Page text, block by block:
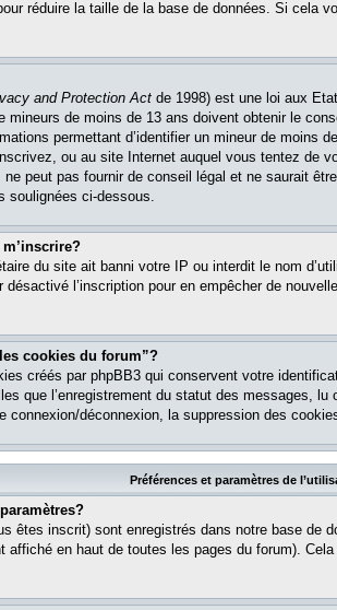
réduire la taille de la base de données. Si cela
and Protection Act de 1998) est une loi aux
mineurs de moins de 13 ans doivent obtenir le
permettant d’identifier un mineur de moins
ou au site Internet auquel vous tentez de
ne peut pas fournir de conseil légal et ne saurait
soulignées ci-dessous.
du site ait banni votre IP ou interdit le nom
l’inscription pour en empêcher de
cookies du forum”?
créés par phpBB3 qui conservent votre
que l’enregistrement du statut des messages, lu
connexion/déconnexion, la suppression des
Préférences et paramètres de
êtes inscrit) sont enregistrés dans notre base de
affiché en haut de toutes les pages du forum).